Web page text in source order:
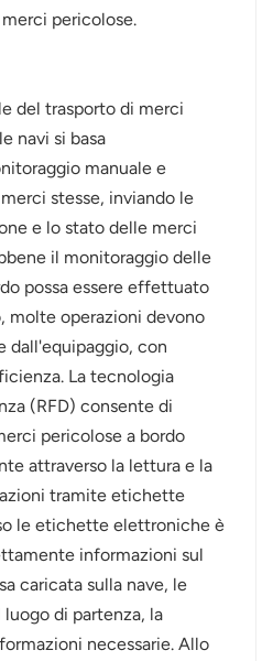
Türk
Melayu
Polski
แบบไทย
Tiếng Việt
Indonesia
norsk
magyar
pericolose.
del trasporto di merci
navi si basa
manuale e
stesse, inviando le
e lo stato delle merci
il monitoraggio delle
possa essere effettuato
molte operazioni devono
dall'equipaggio, con
La tecnologia
(RFD) consente di
pericolose a bordo
attraverso la lettura e la
tramite etichette
le etichette elettroniche è
informazioni sul
caricata sulla nave, le
di partenza, la
necessarie. Allo